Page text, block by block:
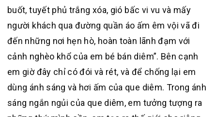
buốt, tuyết phủ trắng xóa, gió bấc vi vu và mấy
người khách qua đường quần áo ấm êm vội vã đi
đến những nơi hẹn hò, hoàn toàn lãnh đạm với
cảnh nghèo khổ của em bé bán diêm”. Bên cạnh
em giờ đây chỉ có đói và rét, và để chống lại em
dùng ánh sáng và hơi ấm của que diêm. Trong ánh
sáng ngắn ngủi của que diêm, em tưởng tượng ra